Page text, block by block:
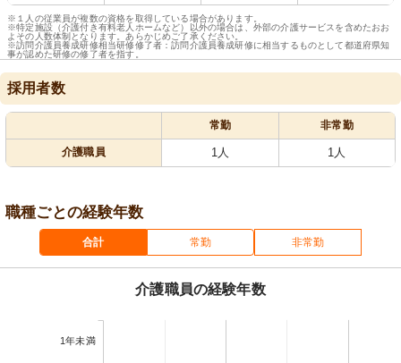
※１人の従業員が複数の資格を取得している場合があります。
※特定施設（介護付き有料老人ホームなど）以外の場合は、外部の介護サービスを含めたおお
よその人数体制となります。あらかじめご了承ください。
※訪問介護員養成研修相当研修修了者：訪問介護員養成研修に相当するものとして都道府県知
事が認めた研修の修了者を指す。
採用者数
常勤 非常勤
介護職員 1人 1人
職種ごとの経験年数
合計 常勤 非常勤
介護職員の経験年数
1年未満